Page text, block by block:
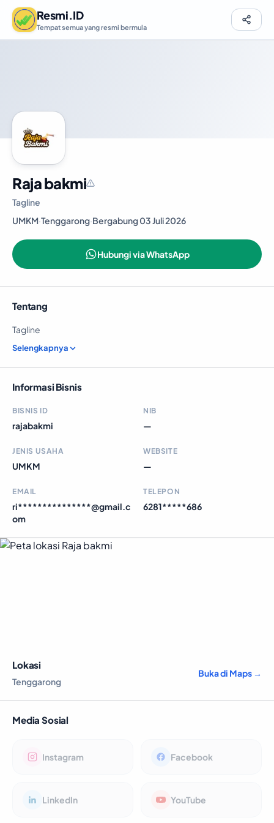
Resmi.ID
Tempat semua yang resmi bermula
Raja bakmi
Tagline
UMKM·Tenggarong·Bergabung 03 Juli 2026
Hubungi via WhatsApp
Tentang
Tagline
Selengkapnya
Informasi Bisnis
BISNIS ID
rajabakmi
NIB
—
JENIS USAHA
UMKM
WEBSITE
—
EMAIL
ri***************@gmail.c
om
TELEPON
6281*****686
Lokasi
Tenggarong
Buka di Maps →
Media Sosial
Instagram Facebook
LinkedIn YouTube